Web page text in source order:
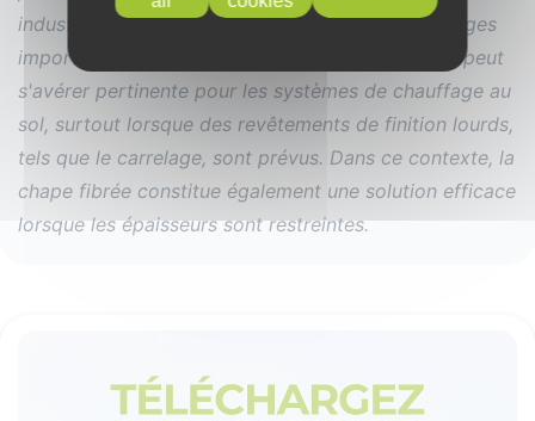
industriels où les sols doivent supporter des charges
importantes et un trafic permanent. Cette chape peut
s'avérer pertinente pour les systèmes de chauffage au
sol, surtout lorsque des revêtements de finition lourds,
tels que le carrelage, sont prévus. Dans ce contexte, la
chape fibrée constitue également une solution efficace
lorsque les épaisseurs sont restreintes.